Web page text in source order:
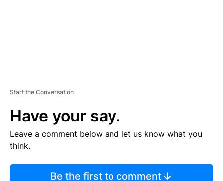
Start the Conversation
Have your say.
Leave a comment below and let us know what you
think.
Be the first to comment